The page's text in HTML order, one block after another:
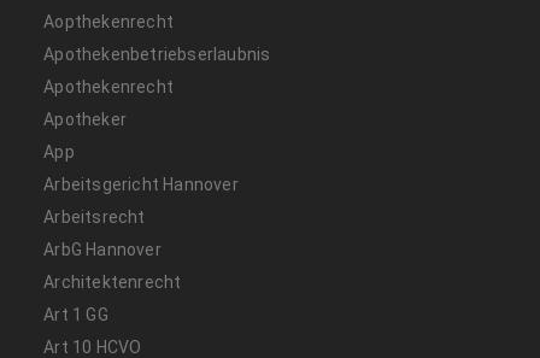
Aopthekenrecht
Apothekenbetriebserlaubnis
Apothekenrecht
Apotheker
App
Arbeitsgericht Hannover
Arbeitsrecht
ArbG Hannover
Architektenrecht
Art 1 GG
Art 10 HCVO